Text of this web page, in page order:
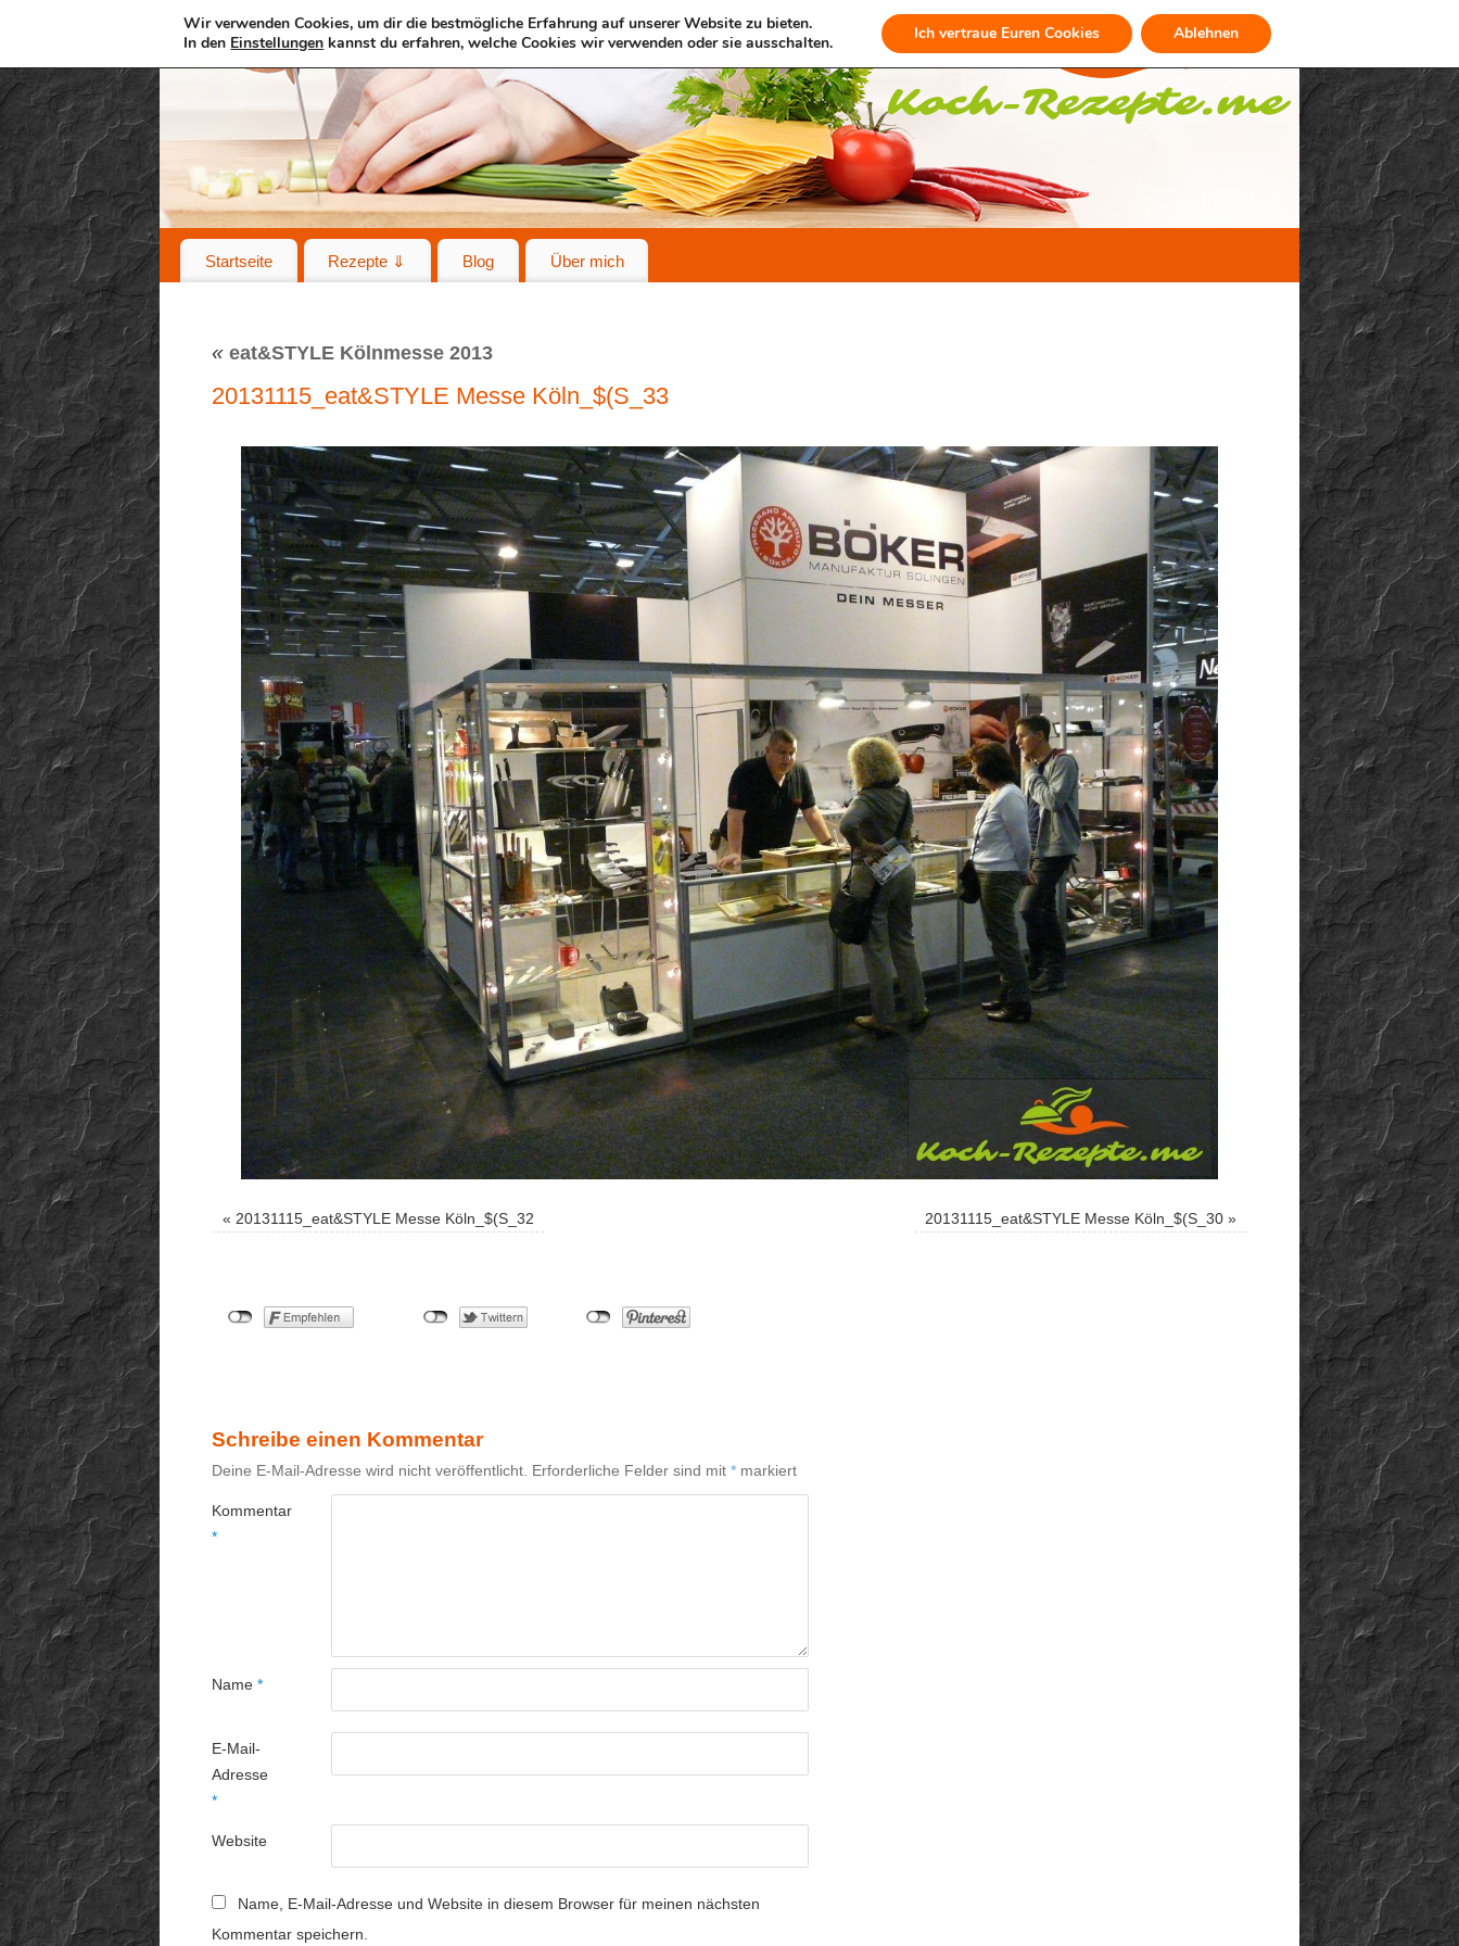
Startseite Rezepte ⇓ Blog Über mich
« eat&STYLE Kölnmesse 2013
20131115_eat&STYLE Messe Köln_$(S_33
« 20131115_eat&STYLE Messe Köln_$(S_32 20131115_eat&STYLE Messe Köln_$(S_30 »
Schreibe einen Kommentar
Deine E-Mail-Adresse wird nicht veröffentlicht. Erforderliche Felder sind mit * markiert
Kommentar
*
Name *
E-Mail-
Adresse
*
Website
Name, E-Mail-Adresse und Website in diesem Browser für meinen nächsten
Kommentar speichern.
Wir verwenden Cookies, um dir die bestmögliche Erfahrung auf unserer Website zu bieten.
In den Einstellungen kannst du erfahren, welche Cookies wir verwenden oder sie ausschalten. Ich vertraue Euren Cookies Ablehnen